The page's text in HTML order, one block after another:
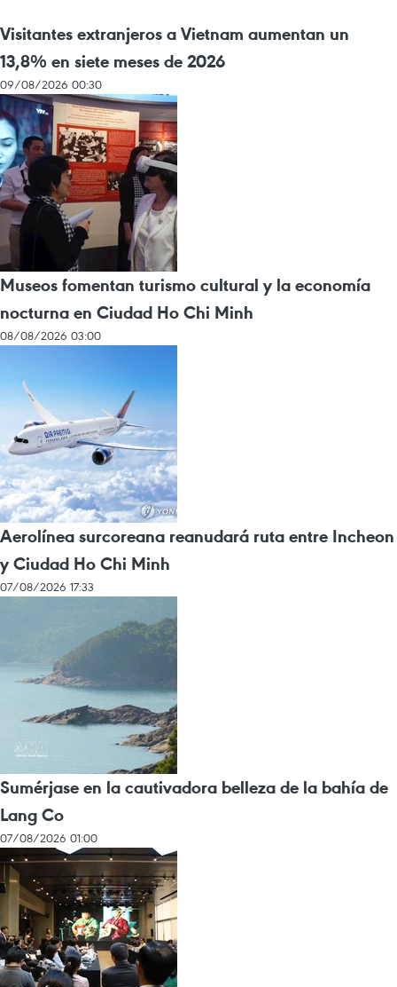
Visitantes extranjeros a Vietnam aumentan un
13,8% en siete meses de 2026
09/08/2026 00:30
Museos fomentan turismo cultural y la economía
nocturna en Ciudad Ho Chi Minh
08/08/2026 03:00
Aerolínea surcoreana reanudará ruta entre Incheon
y Ciudad Ho Chi Minh
07/08/2026 17:33
Sumérjase en la cautivadora belleza de la bahía de
Lang Co
07/08/2026 01:00